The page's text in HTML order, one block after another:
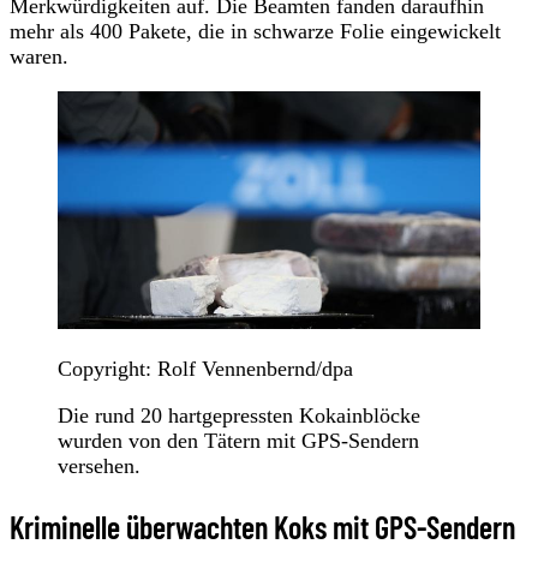
Merkwürdigkeiten auf. Die Beamten fanden daraufhin
mehr als 400 Pakete, die in schwarze Folie eingewickelt
waren.
Copyright: Rolf Vennenbernd/dpa
Die rund 20 hartgepressten Kokainblöcke
wurden von den Tätern mit GPS-Sendern
versehen.
Kriminelle überwachten Koks mit GPS-Sendern